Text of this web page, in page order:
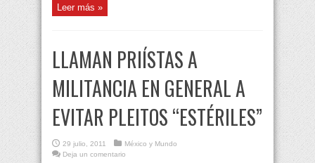
Leer más »
LLAMAN PRIÍSTAS A
MILITANCIA EN GENERAL A
EVITAR PLEITOS “ESTÉRILES”
29 julio, 2011
México y Mundo
Deja un comentario